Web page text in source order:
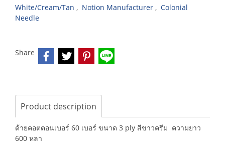
White/Cream/Tan , Notion Manufacturer , Colonial
Needle
Share
Product description
ด้ายคอตตอนเบอร์ 60 เบอร์ ขนาด 3 ply สีขาวครีม ความยาว
600 หลา